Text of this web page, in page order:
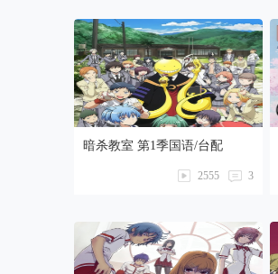
暗杀教室 第1季国语/台配
3
2555